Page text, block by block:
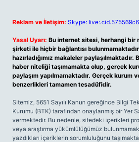
Reklam ve İletişim: Skype:
Yasal Uyarı: Bu internet sitesi, herhangi bir
şirketi ile hiçbir bağlantısı
hazırladığımız makaleler
haber niteliği taşımamakta olup, gerçek
paylaşım yapılmamaktadır. Gerçek kurum
benzerlikleri tamamen tesadüfidir.
Sitemiz, 5651 Sayılı Kanun gereğince Bilgi
Kurumu (BTK) tarafından onaylanmış bir Yer
vermektedir. Bu nedenle, sitedeki içerikleri
veya araştırma yükümlülüğümüz
yazdıkları içeriklerin sorumluluğunu